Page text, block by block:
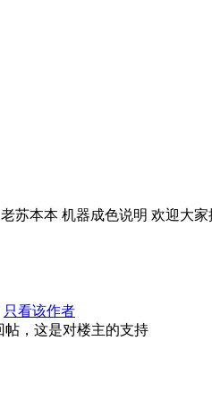
老苏本本 机器成色说明 欢迎大
只看该作者
，这是对楼主的支持